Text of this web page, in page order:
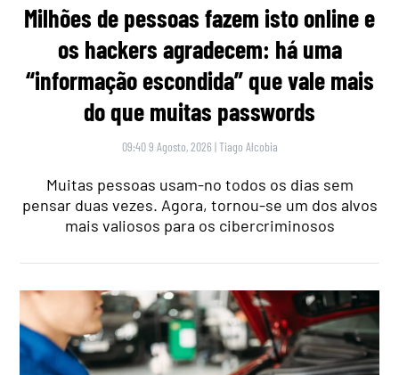
Milhões de pessoas fazem isto online e
os hackers agradecem: há uma
“informação escondida” que vale mais
do que muitas passwords
09:40 9 Agosto, 2026 |Tiago Alcobia
Muitas pessoas usam-no todos os dias sem
pensar duas vezes. Agora, tornou-se um dos alvos
mais valiosos para os cibercriminosos